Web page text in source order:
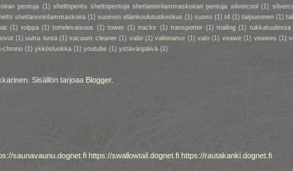
pentuja (1) shelttipentu shelttipentuja shetlanninlammaskoiran pentuja silvercool (1)
shetlannninlammaskoira (1) suomen eläinkoulutuskeskus (1) suomi (1) t4 (1) taipuminen (1)
(1) tolppa (1) tottelevaisuus (1) tower (1) tracks (1) transporter (1) trialing (1) tukkatuulessa
(1) uutta lunta (1) vacuum cleaner (1) valio (1) valionarvo (1) valo (1) veawe (1) veawes (1)
chrono (1) ykkösluokka (1) youtube (1) ystävänpäivä (1)
Sisällön tarjoaa Blogger.
saunavaunu.dognet.fi https://swallowtail.dognet.fi https://rautakanki.dognet.fi